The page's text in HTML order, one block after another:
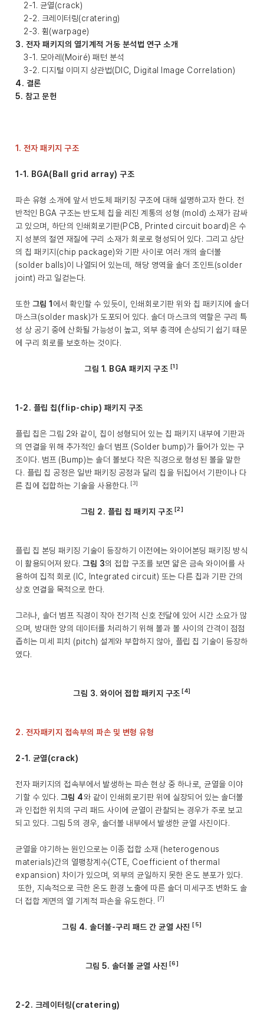
2-1. 균열(crack)
2-2. 크레이터링(cratering)
2-3. 휨(warpage)
3. 전자 패키지의 열기계적 거동 분석법 연구 소개
3-1. 모아레(Moiré) 패턴 분석
3-2. 디지털 이미지 상관법(DIC, Digital Image Correlation)
4. 결론
5. 참고 문헌
1. 전자 패키지 구조
1-1. BGA(Ball grid array) 구조
파손 유형 소개에 앞서 반도체 패키징 구조에 대해 설명하고자 한다. 전
반적인 BGA 구조는 반도체 칩을 레진 계통의 성형 (mold) 소재가 감싸
고 있으며, 하단의 인쇄회로기판(PCB, Printed circuit board)은 수
지 성분의 절연 재질에 구리 소재가 회로로 형성되어 있다. 그리고 상단
의 칩 패키지(chip package)와 기판 사이로 여러 개의 솔더볼
(solder balls)이 나열되어 있는데, 해당 영역을 솔더 조인트(solder
joint) 라고 일컫는다.
또한 그림 1 에서 확인할 수 있듯이, 인쇄회로기판 위와 칩 패키지에 솔더
마스크(solder mask)가 도포되어 있다. 솔더 마스크의 역할은 구리 특
성 상 공기 중에 산화될 가능성이 높고, 외부 충격에 손상되기 쉽기 때문
에 구리 회로를 보호하는 것이다.
그림 1. BGA 패키지 구조 [1]
1-2. 플립 칩(flip-chip) 패키지 구조
플립 칩은 그림 2와 같이, 칩이 성형되어 있는 칩 패키지 내부에 기판과
의 연결을 위해 추가적인 솔더 범프 (Solder bump)가 들어가 있는 구
조이다. 범프 (Bump)는 솔더 볼보다 작은 직경으로 형성된 볼을 말한
다. 플립 칩 공정은 일반 패키징 공정과 달리 칩을 뒤집어서 기판이나 다
른 칩에 접합하는 기술을 사용한다. [3]
그림 2. 플립 칩 패키지 구조 [2]
플립 칩 본딩 패키징 기술이 등장하기 이전에는 와이어본딩 패키징 방식
이 활용되어져 왔다. 그림 3의 접합 구조를 보면 얇은 금속 와이어를 사
용하여 집적 회로 (IC, Integrated circuit) 또는 다른 칩과 기판 간의
상호 연결을 목적으로 한다.
그러나, 솔더 범프 직경이 작아 전기적 신호 전달에 있어 시간 소요가 많
으며, 방대한 양의 데이터를 처리하기 위해 볼과 볼 사이의 간격이 점점
좁히는 미세 피치 (pitch) 설계와 부합하지 않아, 플립 칩 기술이 등장하
였다.
그림 3. 와이어 접합 패키지 구조 [4]
2. 전자패키지 접속부의 파손 및 변형 유형
2-1. 균열(crack)
전자 패키지의 접속부에서 발생하는 파손 현상 중 하나로, 균열을 이야
기할 수 있다. 그림 4와 같이 인쇄회로기판 위에 실장되어 있는 솔더볼
과 인접한 위치의 구리 패드 사이에 균열이 관찰되는 경우가 주로 보고
되고 있다. 그림 5의 경우, 솔더볼 내부에서 발생한 균열 사진이다.
균열을 야기하는 원인으로는 이종 접합 소재 (heterogenous
materials)간의 열팽창계수(CTE, Coefficient of thermal
expansion) 차이가 있으며, 외부의 균일하지 못한 온도 분포가 있다.
또한, 지속적으로 극한 온도 환경 노출에 따른 솔더 미세구조 변화도 솔
더 접합 계면의 열 기계적 파손을 유도한다. [7]
그림 4. 솔더볼-구리 패드 간 균열 사진[5]
그림 5. 솔더볼 균열 사진 [6]
2-2. 크레이터링(cratering)